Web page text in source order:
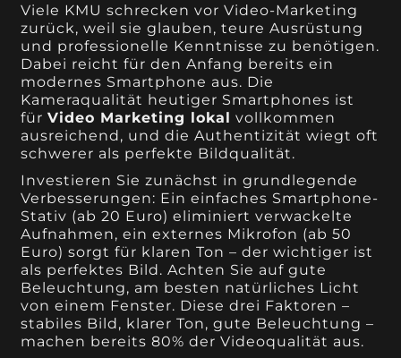
Viele KMU schrecken vor Video-Marketing
zurück, weil sie glauben, teure Ausrüstung
und professionelle Kenntnisse zu benötigen.
Dabei reicht für den Anfang bereits ein
modernes Smartphone aus. Die
Kameraqualität heutiger Smartphones ist
fürVideo Marketing lokal vollkommen
ausreichend, und die Authentizität wiegt oft
schwerer als perfekte Bildqualität.
Investieren Sie zunächst in grundlegende
Verbesserungen: Ein einfaches Smartphone-
Stativ (ab 20 Euro) eliminiert verwackelte
Aufnahmen, ein externes Mikrofon (ab 50
Euro) sorgt für klaren Ton – der wichtiger ist
als perfektes Bild. Achten Sie auf gute
Beleuchtung, am besten natürliches Licht
von einem Fenster. Diese drei Faktoren –
stabiles Bild, klarer Ton, gute Beleuchtung –
machen bereits 80% der Videoqualität aus.